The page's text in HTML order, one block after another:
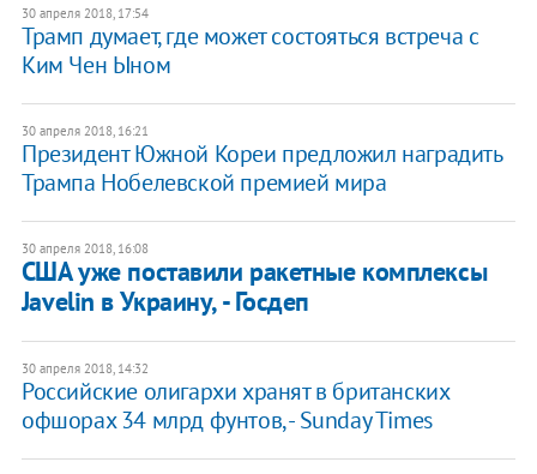
30 апреля 2018, 17:54
Трамп думает, где может состояться встреча с
Ким Чен Ыном
30 апреля 2018, 16:21
Президент Южной Кореи предложил наградить
Трампа Нобелевской премией мира
30 апреля 2018, 16:08
США уже поставили ракетные комплексы
Javelin в Украину, - Госдеп
30 апреля 2018, 14:32
Российские олигархи хранят в британских
офшорах 34 млрд фунтов, - Sunday Times